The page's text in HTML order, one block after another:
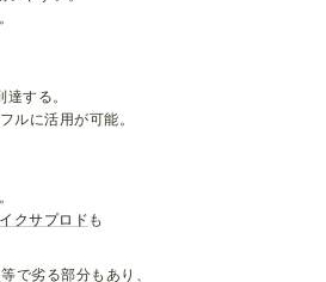
する。
ルに活用が可能。
クサプロド も
で劣る部分もあり、